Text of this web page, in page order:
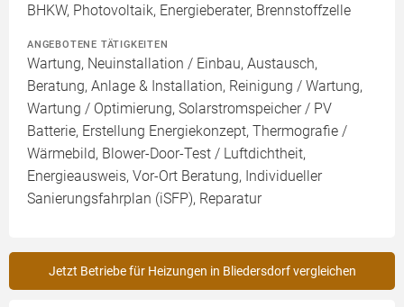
BHKW, Photovoltaik, Energieberater, Brennstoffzelle
ANGEBOTENE TÄTIGKEITEN
Wartung, Neuinstallation / Einbau, Austausch,
Beratung, Anlage & Installation, Reinigung / Wartung,
Wartung / Optimierung, Solarstromspeicher / PV
Batterie, Erstellung Energiekonzept, Thermografie /
Wärmebild, Blower-Door-Test / Luftdichtheit,
Energieausweis, Vor-Ort Beratung, Individueller
Sanierungsfahrplan (iSFP), Reparatur
Jetzt Betriebe für Heizungen in Bliedersdorf vergleichen